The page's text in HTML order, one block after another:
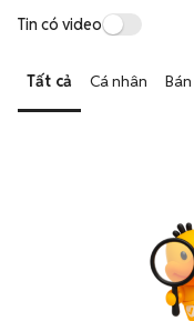
Tin có video
Tất cả Cá nhân